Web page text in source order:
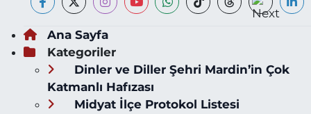
Ana Sayfa
Kategoriler
Dinler ve Diller Şehri Mardin’in Çok
Katmanlı Hafızası
Midyat İlçe Protokol Listesi